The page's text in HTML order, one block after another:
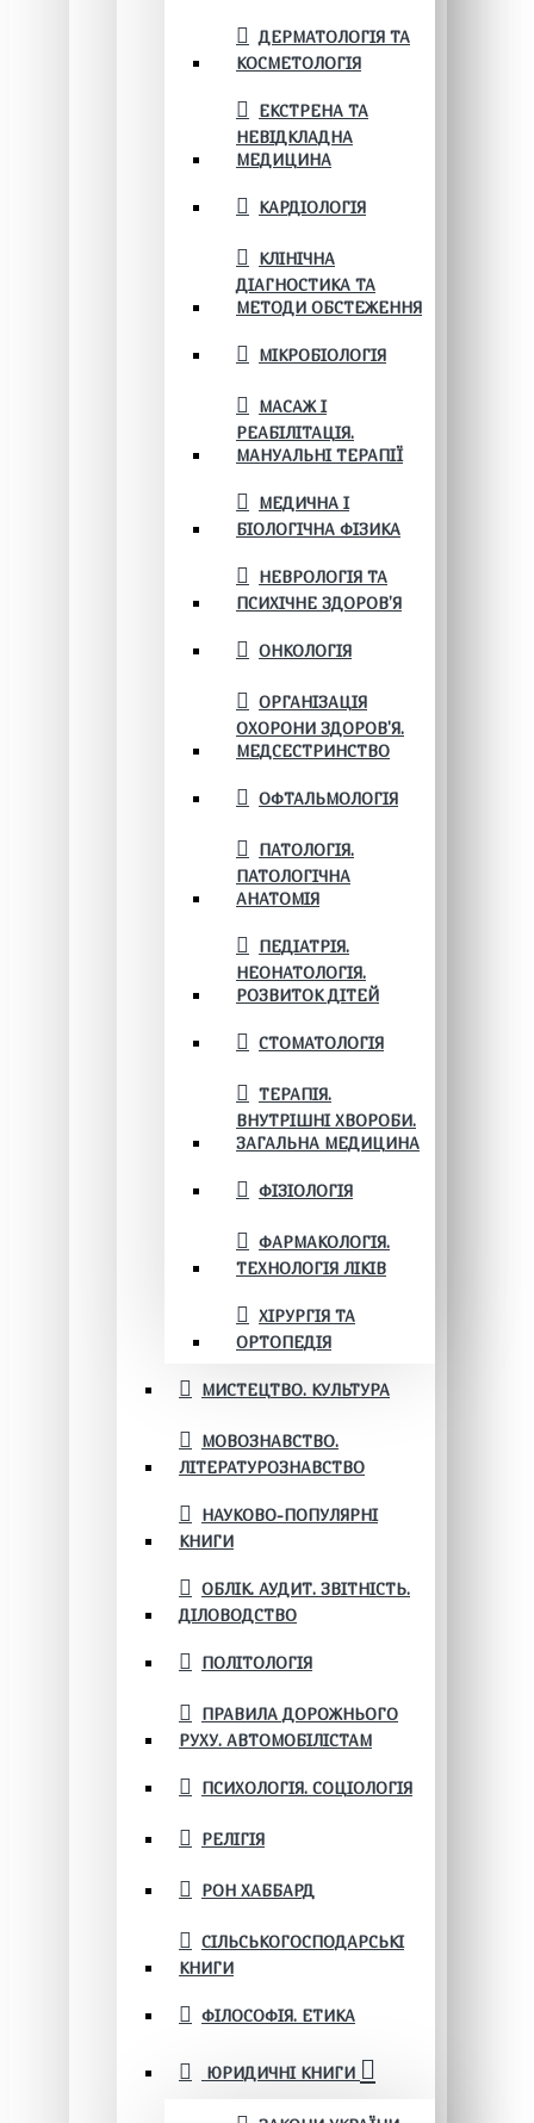
ДЕРМАТОЛОГІЯ ТА
КОСМЕТОЛОГІЯ
ЕКСТРЕНА ТА
НЕВІДКЛАДНА
МЕДИЦИНА
КАРДІОЛОГІЯ
КЛІНІЧНА
ДІАГНОСТИКА ТА
МЕТОДИ ОБСТЕЖЕННЯ
МІКРОБІОЛОГІЯ
МАСАЖ І
РЕАБІЛІТАЦІЯ.
МАНУАЛЬНІ ТЕРАПІЇ
МЕДИЧНА І
БІОЛОГІЧНА ФІЗИКА
НЕВРОЛОГІЯ ТА
ПСИХІЧНЕ ЗДОРОВ’Я
ОНКОЛОГІЯ
ОРГАНІЗАЦІЯ
ОХОРОНИ ЗДОРОВ'Я.
МЕДСЕСТРИНСТВО
ОФТАЛЬМОЛОГІЯ
ПАТОЛОГІЯ.
ПАТОЛОГІЧНА
АНАТОМІЯ
ПЕДІАТРІЯ.
НЕОНАТОЛОГІЯ.
РОЗВИТОК ДІТЕЙ
СТОМАТОЛОГІЯ
ТЕРАПІЯ.
ВНУТРІШНІ ХВОРОБИ.
ЗАГАЛЬНА МЕДИЦИНА
ФІЗІОЛОГІЯ
ФАРМАКОЛОГІЯ.
ТЕХНОЛОГІЯ ЛІКІВ
ХІРУРГІЯ ТА
ОРТОПЕДІЯ
МИСТЕЦТВО. КУЛЬТУРА
МОВОЗНАВСТВО.
ЛІТЕРАТУРОЗНАВСТВО
НАУКОВО-ПОПУЛЯРНІ
КНИГИ
ОБЛІК. АУДИТ. ЗВІТНІСТЬ.
ДІЛОВОДСТВО
ПОЛІТОЛОГІЯ
ПРАВИЛА ДОРОЖНЬОГО
РУХУ. АВТОМОБІЛІСТАМ
ПСИХОЛОГІЯ. СОЦІОЛОГІЯ
РЕЛІГІЯ
РОН ХАББАРД
СІЛЬСЬКОГОСПОДАРСЬКІ
КНИГИ
ФІЛОСОФІЯ. ЕТИКА
ЮРИДИЧНІ КНИГИ